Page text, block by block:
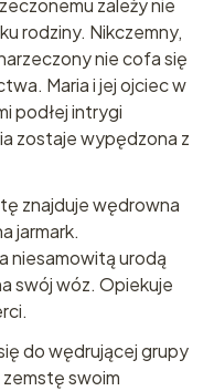
zależy nie
rodziny. Nikczemny,
nie cofa się
Maria i jej ojciec w
podłej intrygi
zostaje wypędzona z
znajduje wędrowna
jarmark.
niesamowitą urodą
swój wóz. Opiekuje
do wędrującej grupy
swoim